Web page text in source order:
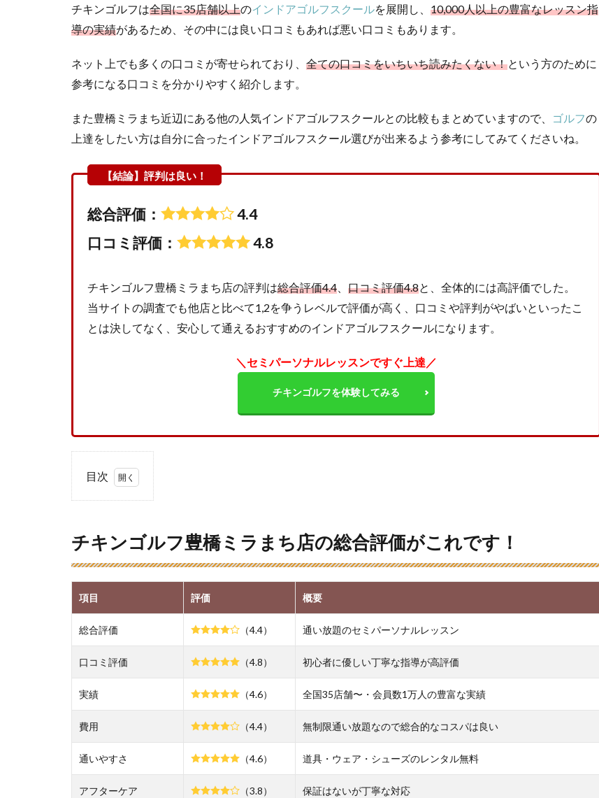
チキンゴルフは全国に35店舗以上のインドアゴルフスクールを展開し、 10,000人以上の豊富なレッスン指
導の実績があるため、その中には良い口コミもあれば悪い口コミもあります。
ネット上でも多くの口コミが寄せられており、 全ての口コミをいちいち読みたくない！という方のために
参考になる口コミを分かりやすく紹介します。
また豊橋ミラまち近辺にある他の人気インドアゴルフスクールとの比較もまとめていますので、 ゴルフの
上達をしたい方は自分に合ったインドアゴルフスクール選びが出来るよう参考にしてみてくださいね。
総合評価：
4.4
口コミ評価：
4.8
チキンゴルフ豊橋ミラまち店の評判は総合評価4.4 口コミ評価4.8と、全体的には高評価でした。
当サイトの調査でも他店と比べて1,2を争うレベルで評価が高く、口コミや評判がやばいといったこ
とは決してなく、安心して通えるおすすめのインドアゴルフスクールになります。
＼セミパーソナルレッスンですぐ上達／
チキンゴルフを体験してみる
目次
ルフ
ミラ
まち
店の
総合
評価
がこ
れで
2
キ
ン
ゴ
ル
フ
チキンゴルフ豊橋ミラまち店の総合評価がこれです！
項目 評価 概要
総合評価 （4.4） 通い放題のセミパーソナルレッスン
口コミ評価 （4.8） 初心者に優しい丁寧な指導が高評価
実績 （4.6） 全国35店舗〜・会員数1万人の豊富な実績
費用 （4.4） 無制限通い放題なので総合的なコスパは良い
通いやすさ （4.6） 道具・ウェア・シューズのレンタル無料
アフターケア （3.8） 保証はないが丁寧な対応